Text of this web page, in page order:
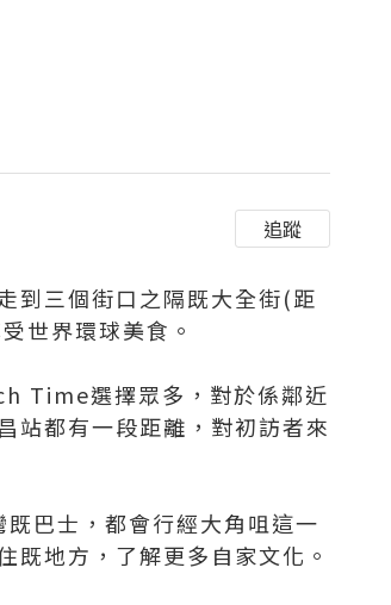
追蹤
到三個街口之隔既大全街(距
世界環球美食。
Time選擇眾多，對於係鄰近
站都有一段距離，對初訪者來
巴士，都會行經大角咀這一
既地方，了解更多自家文化。